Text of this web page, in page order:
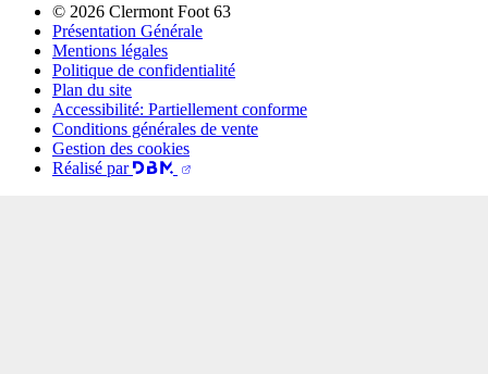
© 2026 Clermont Foot 63
Présentation Générale
Mentions légales
Politique de confidentialité
Plan du site
Accessibilité: Partiellement conforme
Conditions générales de vente
Gestion des cookies
Réalisé par